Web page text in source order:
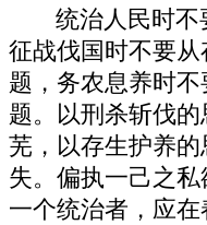
统治人民时不
征战伐国时不要
题，务农息养时
题。以刑杀斩伐
芜，以存生护养
失。偏执一己之
一个统治者，应